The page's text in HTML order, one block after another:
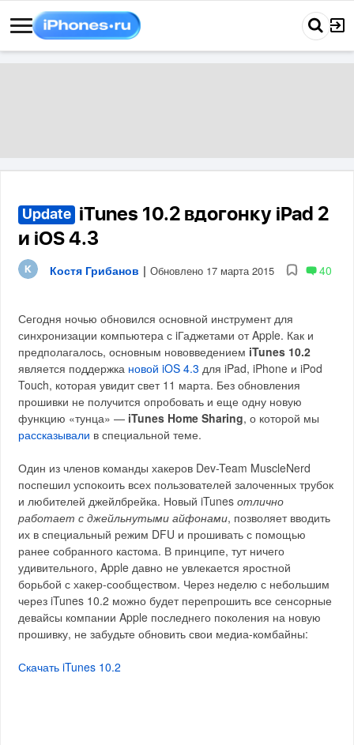
Update
iTunes 10.2 вдогонку iPad 2
и iOS 4.3
Костя Грибанов | Обновлено 17 марта 2015 40
Сегодня ночью обновился основной инструмент для
синхронизации компьютера с iГаджетами от Apple. Как и
предполагалось, основным нововведением iTunes 10.2
является поддержка новой iOS 4.3 для iPad, iPhone и iPod
Touch, которая увидит свет 11 марта. Без обновления
прошивки не получится опробовать и еще одну новую
функцию «тунца» — iTunes Home Sharing, о которой мы
рассказывали в специальной теме.
Один из членов команды хакеров Dev-Team MuscleNerd
поспешил успокоить всех пользователей залоченных трубок
и любителей джейлбрейка. Новый iTunesотлично
работает с джейльнутыми айфонами, позволяет вводить
их в специальный режим DFU и прошивать с помощью
ранее собранного кастома. В принципе, тут ничего
удивительного, Apple давно не увлекается яростной
борьбой с хакер-сообществом. Через неделю с небольшим
через iTunes 10.2 можно будет перепрошить все сенсорные
девайсы компании Apple последнего поколения на новую
прошивку, не забудьте обновить свои медиа-комбайны:
Скачать iTunes 10.2